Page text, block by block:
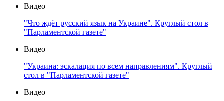
Видео
"Что ждёт русский язык на Украине". Круглый стол в
"Парламентской газете"
Видео
"Украина: эскалация по всем направлениям". Круглый
стол в "Парламентской газете"
Видео